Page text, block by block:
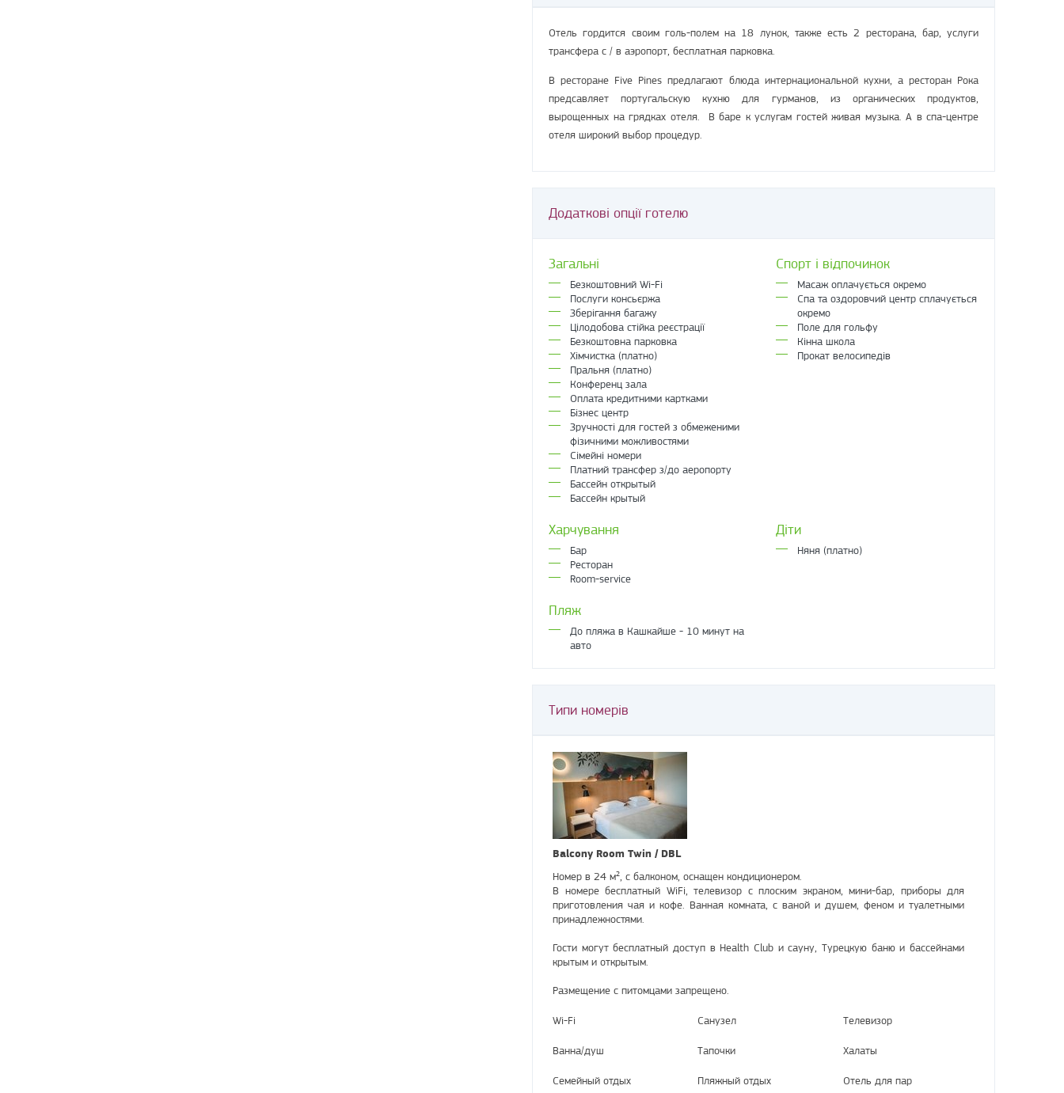
Отель гордится своим голь-полем на 18 лунок, также есть 2 ресторана, бар, услуги
трансфера с / в аэропорт, бесплатная парковка.
В ресторане Five Pines предлагают блюда интернациональной кухни, а ресторан Рока
предсавляет португальскую кухню для гурманов, из органических продуктов,
вырощенных на грядках отеля. В баре к услугам гостей живая музыка. А в спа-центре
отеля широкий выбор процедур.
Додаткові опції готелю
Загальні
Безкоштовний Wi-Fi
Послуги консьєржа
Зберігання багажу
Цілодобова стійка реєстрації
Безкоштовна парковка
Хімчистка (платно)
Пральня (платно)
Конференц зала
Оплата кредитними картками
Бізнес центр
Зручності для гостей з обмеженими
фізичними можливостями
Сімейні номери
Платний трансфер з/до аеропорту
Бассейн открытый
Бассейн крытый
Спорт і відпочинок
Масаж оплачується окремо
Спа та оздоровчий центр сплачується
окремо
Поле для гольфу
Кінна школа
Прокат велосипедів
Харчування
Бар
Ресторан
Room-service
Діти
Няня (платно)
Пляж
До пляжа в Кашкайше - 10 минут на
авто
Типи номерів
Balcony Room Twin / DBL
Номер в 24 м², с балконом, оснащен кондиционером.
В номере бесплатный WiFi, телевизор с плоским экраном, мини-бар, приборы для
приготовления чая и кофе. Ванная комната, с ваной и душем, феном и туалетными
принадлежностями.
Гости могут бесплатный доступ в Health Club и сауну, Турецкую баню и бассейнами
крытым и открытым.
Размещение с питомцами запрещено.
Wi-Fi Санузел Телевизор
Ванна/душ Тапочки Халаты
Семейный отдых Пляжный отдых Отель для пар